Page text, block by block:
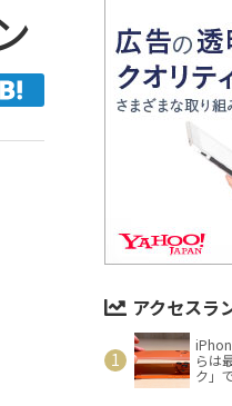
アクセスラ
らは
ク」